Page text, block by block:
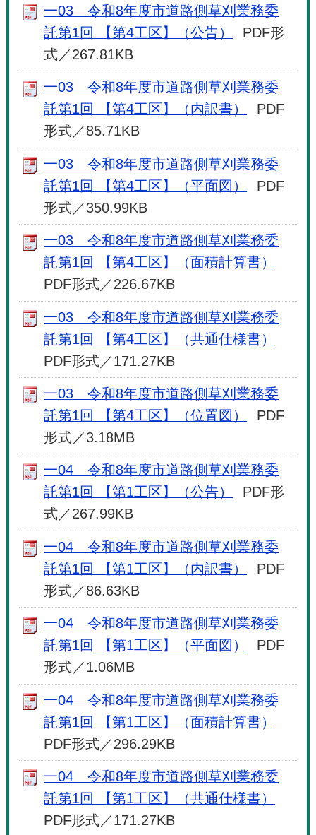
一03 令和8年度市道路側草刈業務委
託第1回 【第4工区】（公告）
PDF形
式／267.81KB
一03 令和8年度市道路側草刈業務委
託第1回 【第4工区】（内訳書）
PDF
形式／85.71KB
一03 令和8年度市道路側草刈業務委
託第1回 【第4工区】（平面図）
PDF
形式／350.99KB
一03 令和8年度市道路側草刈業務委
託第1回 【第4工区】（面積計算書）
PDF形式／226.67KB
一03 令和8年度市道路側草刈業務委
託第1回 【第4工区】（共通仕様書）
PDF形式／171.27KB
一03 令和8年度市道路側草刈業務委
託第1回 【第4工区】（位置図）
PDF
形式／3.18MB
一04 令和8年度市道路側草刈業務委
託第1回 【第1工区】（公告）
PDF形
式／267.99KB
一04 令和8年度市道路側草刈業務委
託第1回 【第1工区】（内訳書）
PDF
形式／86.63KB
一04 令和8年度市道路側草刈業務委
託第1回 【第1工区】（平面図）
PDF
形式／1.06MB
一04 令和8年度市道路側草刈業務委
託第1回 【第1工区】（面積計算書）
PDF形式／296.29KB
一04 令和8年度市道路側草刈業務委
託第1回 【第1工区】（共通仕様書）
PDF形式／171.27KB